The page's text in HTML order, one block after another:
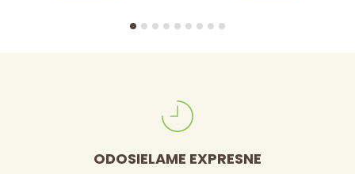
ODOSIELAME EXPRESNE